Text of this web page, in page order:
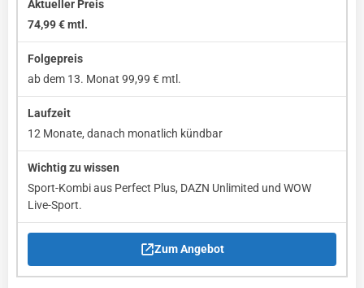
74,99 € mtl.
ab dem 13. Monat 99,99 € mtl.
12 Monate, danach monatlich kündbar
Sport-Kombi aus Perfect Plus, DAZN Unlimited und WOW
Live-Sport.
Zum Angebot